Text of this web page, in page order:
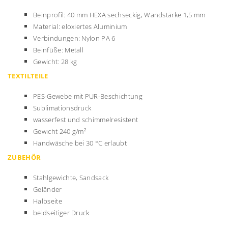
Beinprofil: 40 mm HEXA sechseckig, Wandstärke 1,5 mm
Material: eloxiertes Aluminium
Verbindungen: Nylon PA 6
Beinfüße: Metall
Gewicht: 28 kg
TEXTILTEILE
PES-Gewebe mit PUR-Beschichtung
Sublimationsdruck
wasserfest und schimmelresistent
Gewicht 240 g/m²
Handwäsche bei 30 °C erlaubt
ZUBEHÖR
Stahlgewichte, Sandsack
Geländer
Halbseite
beidseitiger Druck